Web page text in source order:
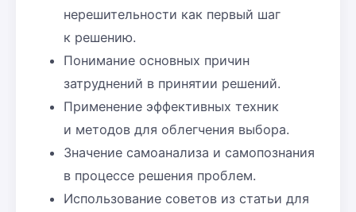
нерешительности как первый шаг
к решению.
Понимание основных причин
затруднений в принятии решений.
Применение эффективных техник
и методов для облегчения выбора.
Значение самоанализа и самопознания
в процессе решения проблем.
Использование советов из статьи для